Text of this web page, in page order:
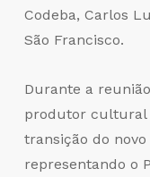
Codeba, Carlos
São Francisco.
Durante a
produtor cultural
transição do
representando o